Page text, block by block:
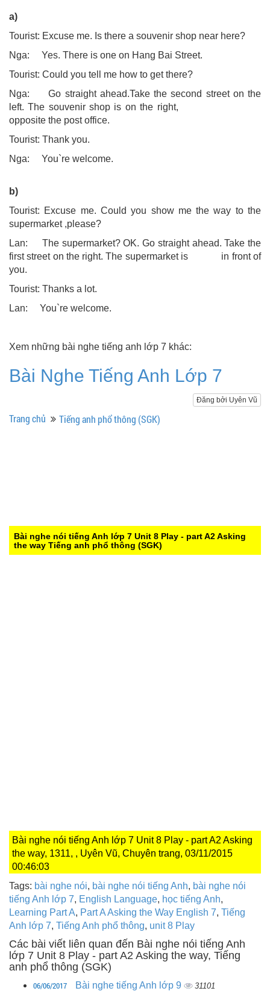
a)
Tourist: Excuse me. Is there a souvenir shop near here?
Nga: Yes. There is one on Hang Bai Street.
Tourist: Could you tell me how to get there?
Nga: Go straight ahead.Take the second street on the
left. The souvenir shop is on the right,
opposite the post office.
Tourist: Thank you.
Nga: You`re welcome.
b)
Tourist: Excuse me. Could you show me the way to the
supermarket ,please?
Lan: The supermarket? OK. Go straight ahead. Take the
first street on the right. The supermarket is in front of
you.
Tourist: Thanks a lot.
Lan: You`re welcome.
Xem những bài nghe tiếng anh lớp 7 khác:
Bài Nghe Tiếng Anh Lớp 7
Đăng bởi Uyên Vũ
Trang chủ Tiếng anh phổ thông (SGK)
Bài nghe nói tiếng Anh lớp 7 Unit 8 Play - part A2 Asking
the way Tiếng anh phổ thông (SGK)
Bài nghe nói tiếng Anh lớp 7 Unit 8 Play - part A2 Asking
the way, 1311, , Uyên Vũ, Chuyên trang, 03/11/2015
00:46:03
Tags: bài nghe nói, bài nghe nói tiếng Anh, bài nghe nói
tiếng Anh lớp 7, English Language, học tiếng Anh,
Learning Part A, Part A Asking the Way English 7, Tiếng
Anh lớp 7, Tiếng Anh phổ thông, unit 8 Play
Các bài viết liên quan đến Bài nghe nói tiếng Anh
lớp 7 Unit 8 Play - part A2 Asking the way, Tiếng
anh phổ thông (SGK)
06/06/2017 Bài nghe tiếng Anh lớp 9 31101